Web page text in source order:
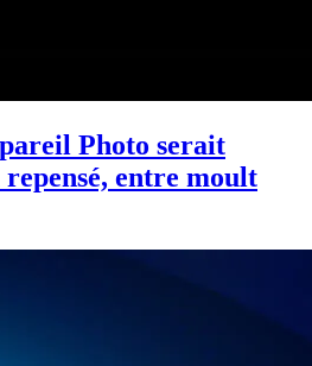
Photo serait
entre moult